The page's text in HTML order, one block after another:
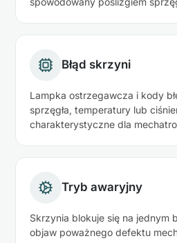
Błąd skrzyni
Lampka ostrzegawcza i kody
sprzęgła, temperatury lub
charakterystyczne dla
Tryb awaryjny
Skrzynia blokuje się na
objaw poważnego defektu